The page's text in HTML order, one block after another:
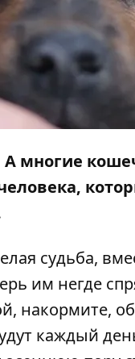
А многие
судьба,
им негде
накормите,
каждый